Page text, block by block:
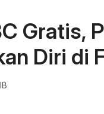
Gratis,
Diri di